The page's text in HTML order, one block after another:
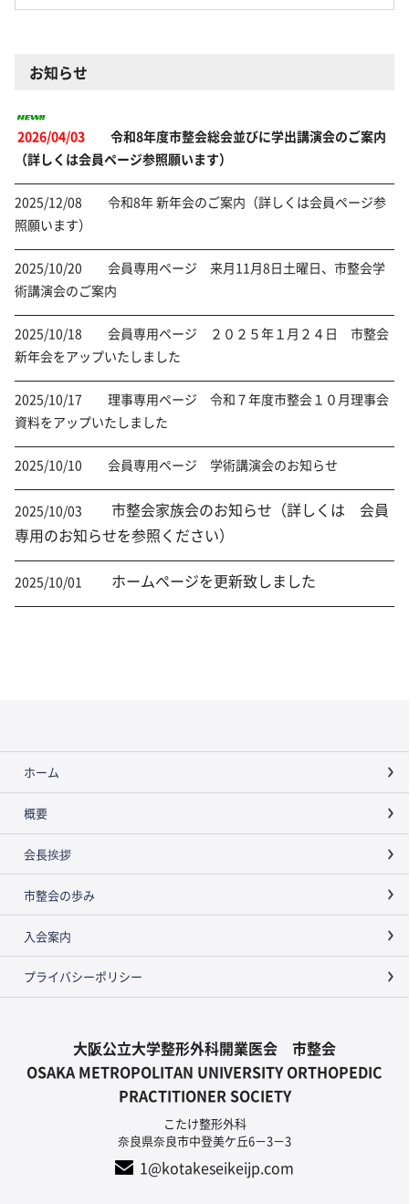
お知らせ
2026/04/03
令和8年度市整会総会並びに学出講演会のご案内
（詳しくは会員ページ参照願います）
2025/12/08 令和8年 新年会のご案内（詳しくは会員ページ参
照願います）
2025/10/20 会員専用ページ 来月11月8日土曜日、市整会学
術講演会のご案内
2025/10/18 会員専用ページ ２０２５年１月２４日 市整会
新年会をアップいたしました
2025/10/17 理事専用ページ 令和７年度市整会１０月理事会
資料をアップいたしました
2025/10/10 会員専用ページ 学術講演会のお知らせ
2025/10/03
市整会家族会のお知らせ（詳しくは 会員
専用のお知らせを参照ください）
2025/10/01 ホームページを更新致しました
ホーム
概要
会長挨拶
市整会の歩み
入会案内
プライバシーポリシー
大阪公立大学整形外科開業医会 市整会
OSAKA METROPOLITAN UNIVERSITY ORTHOPEDIC
PRACTITIONER SOCIETY
こたけ整形外科
奈良県奈良市中登美ケ丘6－3－3
1@kotakeseikeijp.com